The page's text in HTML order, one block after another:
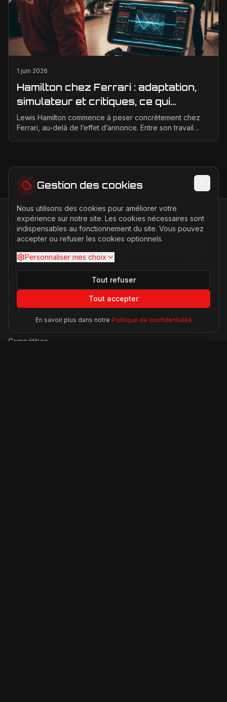
1 juin 2026
Hamilton chez Ferrari : adaptation,
simulateur et critiques, ce qui
change vraiment pour la Scuderia
Lewis Hamilton commence à peser concrètement chez
Ferrari, au-delà de l’effet d’annonce. Entre son travail
FERRARI PASSION
Votre source d'actualités sur l'univers Ferrari. F1, nouveaux
modèles, histoire légendaire.
Catégories
Actualités
Modèles
Compétition
Gestion des cookies
Nous utilisons des cookies pour améliorer votre
expérience sur notre site. Les cookies nécessaires sont
indispensables au fonctionnement du site. Vous pouvez
accepter ou refuser les cookies optionnels.
Personnaliser mes choix
Tout refuser
Tout accepter
En savoir plus dans notre Politique de confidentialité